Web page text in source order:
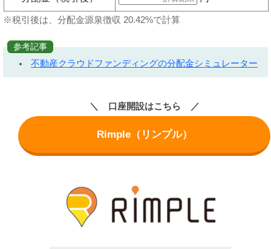
※税引後は、分配金源泉徴収 20.42%で計算
参考記事
不動産クラウドファンディングの分配金シミュレーター
Rimple（リンプル）
口座開設はこちら